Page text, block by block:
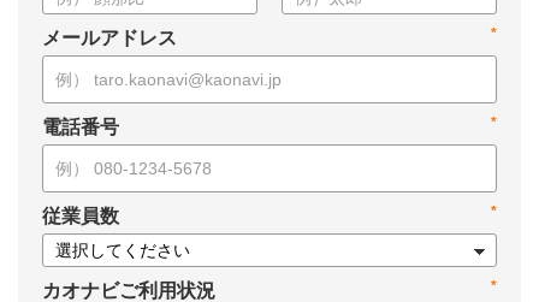
*
メールアドレス
*
電話番号
*
従業員数
*
カオナビご利用状況